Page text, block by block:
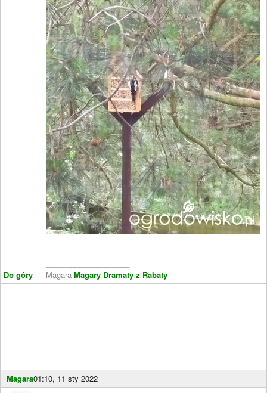
Do góry
Magara Magary Dramaty z Rabaty
Magara01:10, 11 sty 2022